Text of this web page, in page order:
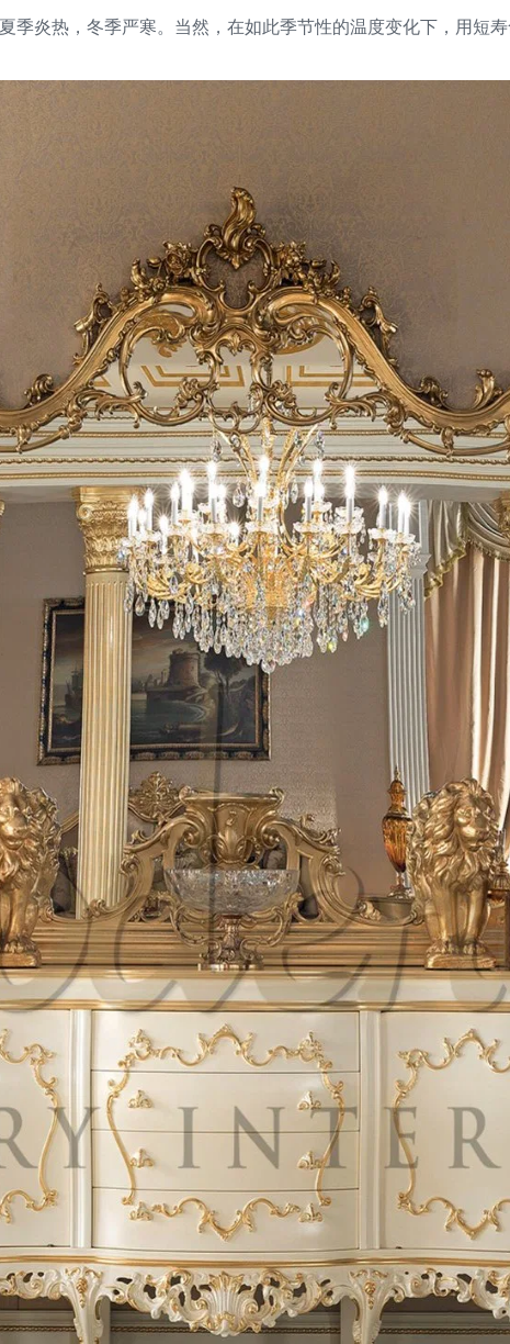
季炎热，冬季严寒。当然，在如此季节性的温度变化下，用短